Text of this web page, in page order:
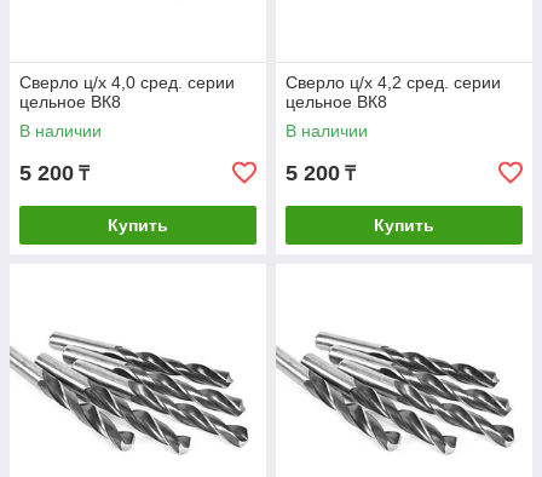
Сверло ц/х 4,0 сред. серии
цельное ВК8
В наличии
5 200 ₸
Купить
Сверло ц/х 4,2 сред. серии
цельное ВК8
В наличии
5 200 ₸
Купить